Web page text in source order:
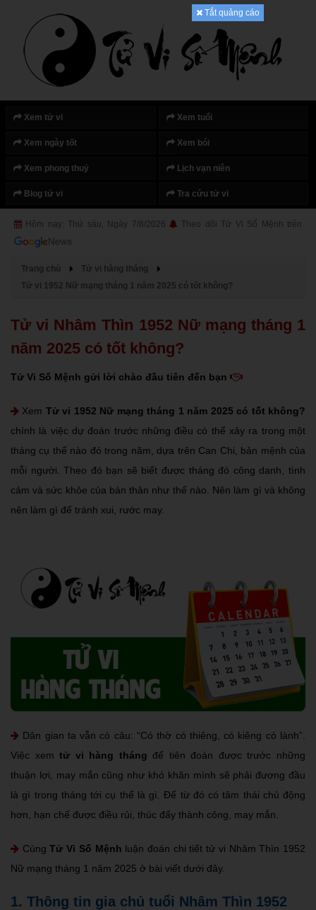
Xem tử vi Xem tuổi
Xem ngày tốt Xem bói
Xem phong thuỷ Lịch vạn niên
Blog tử vi Tra cứu tử vi
Hôm nay: Thứ sáu, Ngày 7/8/2026 Theo dõi Tử Vi Số Mệnh trên
Tắt quảng cáo
Trang chủ
Tử vi hàng tháng
Tử vi 1952 Nữ mạng tháng 1 năm 2025 có tốt không?
Tử vi Nhâm Thìn 1952 Nữ mạng tháng 1
năm 2025 có tốt không?
Tử Vi Số Mệnh gửi lời chào đầu tiên đến bạn
Xem Tử vi 1952 Nữ mạng tháng 1 năm 2025 có tốt không?
chính là việc dự đoán trước những điều có thể xảy ra trong một
tháng cụ thể nào đó trong năm, dựa trên Can Chi, bản mệnh của
mỗi người. Theo đó bạn sẽ biết được tháng đó công danh, tình
cảm và sức khỏe của bản thân như thế nào. Nên làm gì và không
nên làm gì để tránh xui, rước may.
Dân gian ta vẫn có câu: “Có thờ có thiêng, có kiêng có lành”.
Việc xemtử vi hàng tháng để tiên đoán được trước những
thuận lợi, may mắn cũng như khó khăn mình sẽ phải đương đầu
là gì trong tháng tới cụ thể là gì. Để từ đó có tâm thái chủ động
hơn, hạn chế được điều rủi, thúc đẩy thành công, may mắn.
CùngTử Vi Số Mệnh luận đoán chi tiết tử vi Nhâm Thìn 1952
Nữ mạng tháng 1 năm 2025 ở bài viết dưới đây.
1. Thông tin gia chủ tuổi Nhâm Thìn 1952